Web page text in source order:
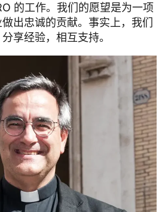
的工作。我们的愿望是为一项
出忠诚的贡献。事实上，我们
享经验，相互支持。